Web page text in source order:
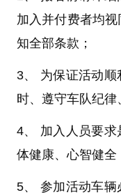
加入并付费者均
知全部条款；
3、 为保证活动
时、遵守车队纪律
4、 加入人员要求
体健康、心智健全
5、 参加活动车辆